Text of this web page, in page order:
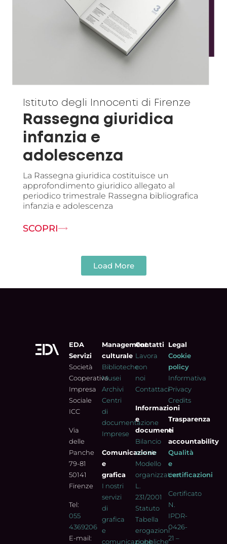
Istituto degli Innocenti di Firenze
Rassegna giuridica
infanzia e
adolescenza
La Rassegna giuridica costituisce un
approfondimento giuridico allegato al
periodico trimestrale Rassegna bibliografica
infanzia e adolescenza
SCOPRI
Load More
EDA
Servizi
Società
Cooperativa
Impresa
Sociale
ICC
Via
delle
Panche
79-81
50141
Firenze
Tel:
055
4369206
E-mail:
Management
culturale
Biblioteche
Musei
Archivi
Centri
di
documentazione
Imprese
Comunicazione
e
grafica
I nostri
servizi
di
grafica
e
comunicazione
Contatti
Lavora
con
noi
Contattaci
Informazioni
e
documenti
Bilancio
sociale
Modello
organizzativo
L.
231/2001
Statuto
Tabella
erogazioni
pubbliche
Legal
Cookie
policy
Informativa
Privacy
Credits
Trasparenza
e
accountability
Qualità
e
certificazioni
Certificato
N.
IPDR-
0426-
21 –